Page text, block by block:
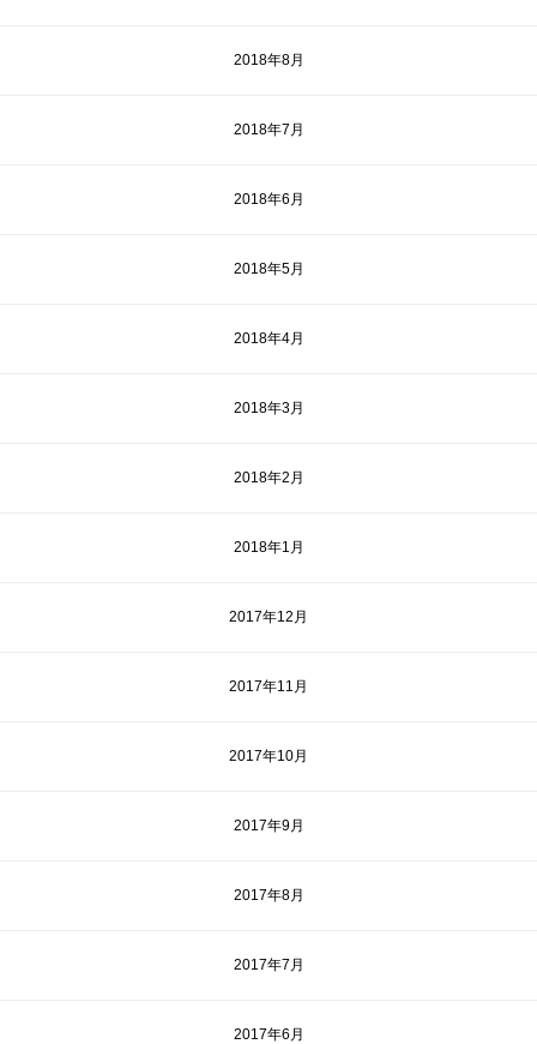
2018年8月
2018年7月
2018年6月
2018年5月
2018年4月
2018年3月
2018年2月
2018年1月
2017年12月
2017年11月
2017年10月
2017年9月
2017年8月
2017年7月
2017年6月